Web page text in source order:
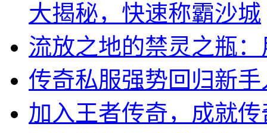
大揭秘，快速称霸沙城
流放之地的禁灵之瓶
传奇私服强势回归新
加入王者传奇，成就